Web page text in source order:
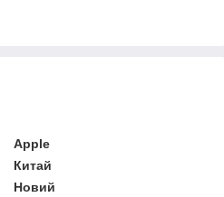
Apple
Китай
Новий